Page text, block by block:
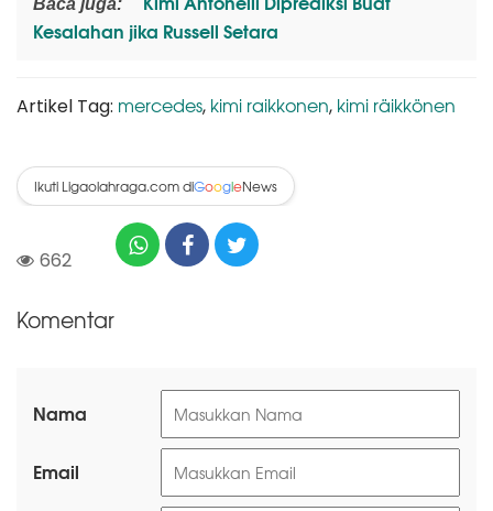
Baca juga:
Kesalahan jika Russell Setara
Artikel Tag: mercedes, kimi raikkonen, kimi räikkönen
Ikuti Ligaolahraga.com diGoogleNews
662
Komentar
Nama
Email